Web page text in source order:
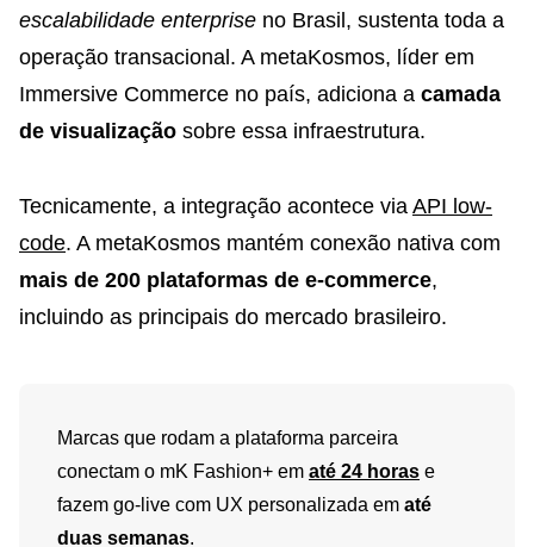
escalabilidade enterprise no Brasil, sustenta toda a
operação transacional. A metaKosmos, líder em
Immersive Commerce no país, adiciona a camada
de visualização sobre essa infraestrutura.
Tecnicamente, a integração acontece via API low-
code. A metaKosmos mantém conexão nativa com
mais de 200 plataformas de e-commerce,
incluindo as principais do mercado brasileiro.
Marcas que rodam a plataforma parceira
conectam o mK Fashion+ em até 24 horas e
fazem go-live com UX personalizada em até
duas semanas.